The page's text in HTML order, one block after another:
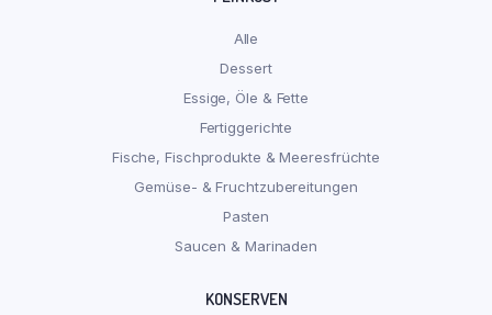
Alle
Dessert
Essige, Öle & Fette
Fertiggerichte
Fische, Fischprodukte & Meeresfrüchte
Gemüse- & Fruchtzubereitungen
Pasten
Saucen & Marinaden
KONSERVEN